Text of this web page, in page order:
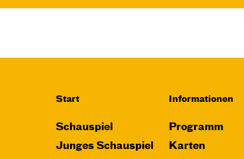
Start
Schauspiel
Junges Schauspiel
Informationen
Programm
Karten